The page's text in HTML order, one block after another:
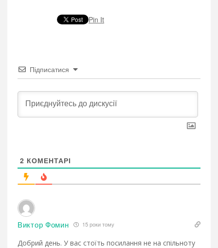
Pin It
Підписатися
2 КОМЕНТАРІ
Виктор Фомин 15 роки тому
Добрий день. У вас стоїть посилання не на спільноту